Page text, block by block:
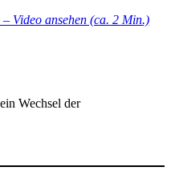
Video ansehen (ca. 2 Min.)
Wechsel der